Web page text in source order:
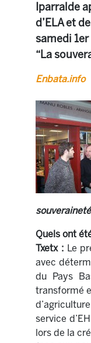
Iparralde
d’ELA et
samedi
“La
Enbata.info
Quels ont
Txetx :Le
avec
du Pays
transformé
service
lors de la